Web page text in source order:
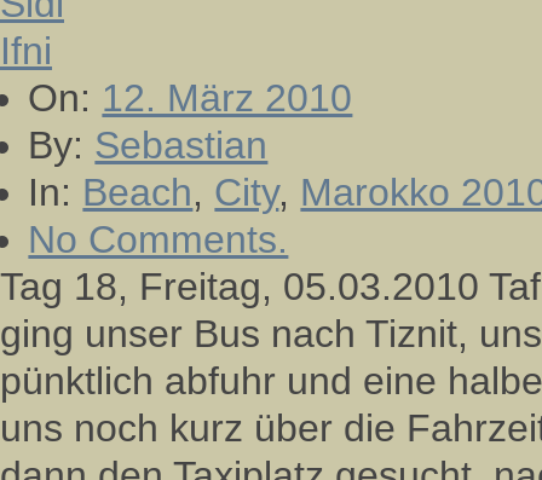
On: 12. März 2010
By: Sebastian
In: Beach, City, Marokko
No Comments.
Tag 18, Freitag, 05.03.2010
ging unser Bus nach Tiznit,
pünktlich abfuhr und eine
uns noch kurz über die